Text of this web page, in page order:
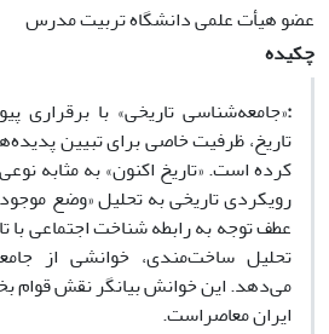
عضو هیأت علمی دانشگاه تربیت مدرس
چکیده
:«جامعه‌شناسی تاریخی» با برقراری
تاریخ، ظرفیت خاصی برای تبیین
کرده است. «تاریخ اکنون» به مثابه
رویکردی تاریخی به تحلیل «وضع
عطف توجه به رابطه شناخت اجتماعی با
تحلیل ساخت‌مندی، خوانشی از
می‌دهد. این خوانش بیانگر نقش قوام
ایران معاصراست.